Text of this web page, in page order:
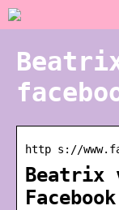
http s://
Beatrix
Facebook